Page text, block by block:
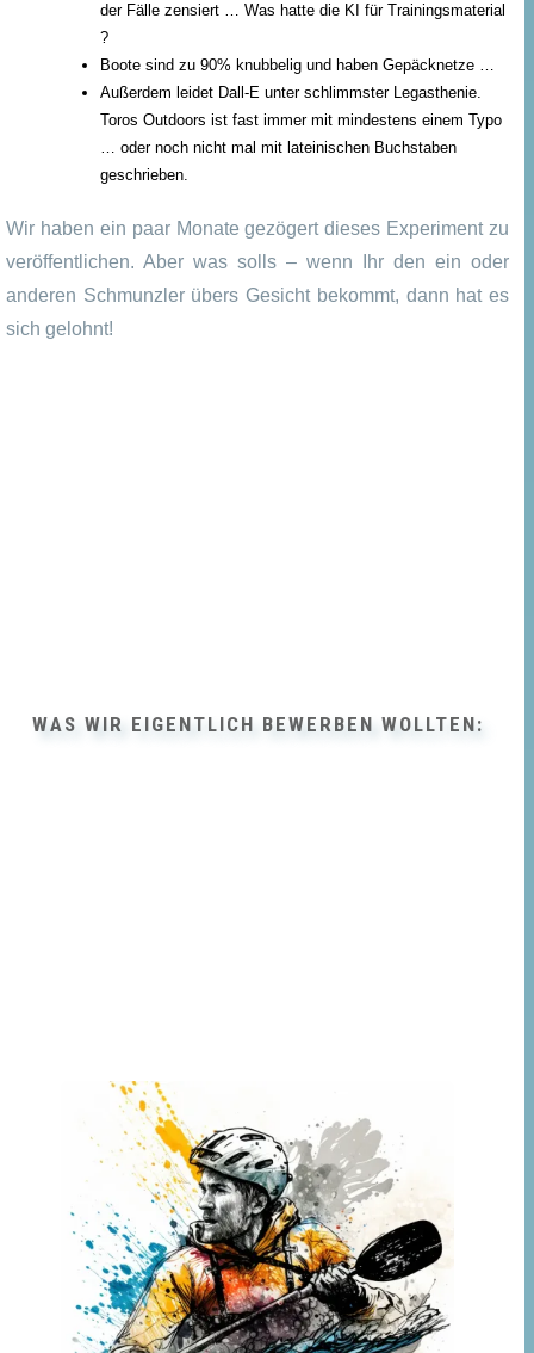
der Fälle zensiert … Was hatte die KI für Trainingsmaterial
?
Boote sind zu 90% knubbelig und haben Gepäcknetze …
Außerdem leidet Dall-E unter schlimmster Legasthenie.
Toros Outdoors ist fast immer mit mindestens einem Typo
… oder noch nicht mal mit lateinischen Buchstaben
geschrieben.
Wir haben ein paar Monate gezögert dieses Experiment zu
veröffentlichen. Aber was solls – wenn Ihr den ein oder
anderen Schmunzler übers Gesicht bekommt, dann hat es
sich gelohnt!
WAS WIR EIGENTLICH BEWERBEN WOLLTEN: